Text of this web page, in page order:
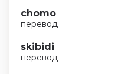
chomo
перевод
skibidi
перевод